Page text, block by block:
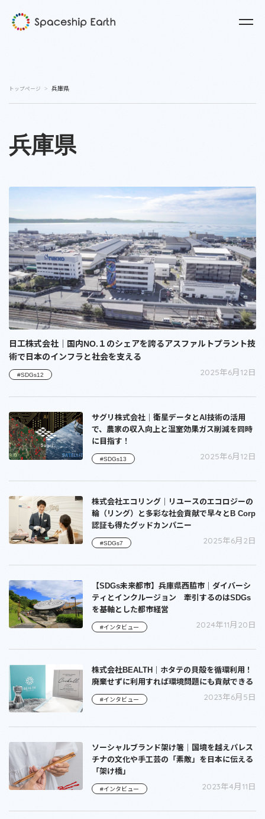
トップページ 兵庫県
兵庫県
日工株式会社｜国内NO.１のシェアを誇るアスファルトプラント技
術で日本のインフラと社会を支える
#SDGs12 2025年6月12日
サグリ株式会社｜衛星データとAI技術の活用
で、農家の収入向上と温室効果ガス削減を同時
に目指す！
#SDGs13 2025年6月12日
株式会社エコリング｜リユースのエコロジーの
輪（リング）と多彩な社会貢献で早々とB Corp
認証も得たグッドカンパニー
#SDGs7 2025年6月2日
【SDGs未来都市】兵庫県西脇市｜ダイバーシ
ティとインクルージョン 牽引するのはSDGs
を基軸とした都市経営
#インタビュー 2024年11月20日
株式会社BEALTH｜ホタテの貝殻を循環利用！
廃棄せずに利用すれば環境問題にも貢献できる
#インタビュー 2023年6月5日
ソーシャルブランド架け箸｜国境を越えパレス
チナの文化や手工芸の「素敵」を日本に伝える
「架け橋」
#インタビュー 2023年4月11日